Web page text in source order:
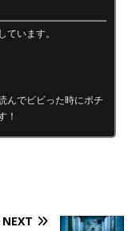
います。
んでビビった時にポチ
！
NEXT